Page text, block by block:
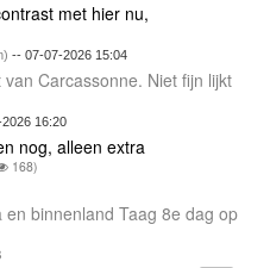
met hier nu,
-- 07-07-2026 15:04
Carcassonne. Niet fijn lijkt
16:20
nog, alleen extra
168)
binnenland Taag 8e dag op